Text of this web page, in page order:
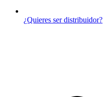
¿Quieres ser distribuidor?